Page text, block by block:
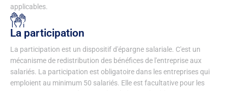
applicables.
La participation
La participation est un dispositif d'épargne salariale. C'est un
mécanisme de redistribution des bénéfices de l'entreprise aux
salariés. La participation est obligatoire dans les entreprises qui
emploient au minimum 50 salariés. Elle est facultative pour les